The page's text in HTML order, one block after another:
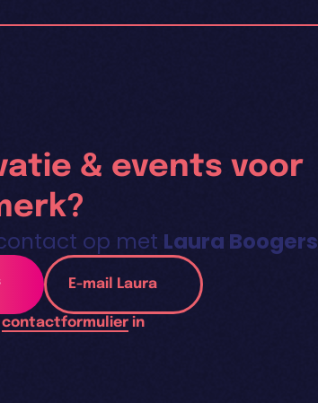
& events voor
op met Laura Boogers
E-mail Laura
contactformulier in